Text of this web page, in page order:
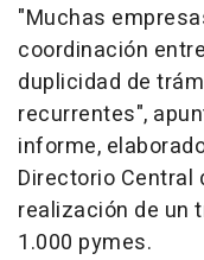
"Muchas
coordinación
duplicidad de
recurrentes",
informe,
Directorio Central
realización de un
1.000 pymes.